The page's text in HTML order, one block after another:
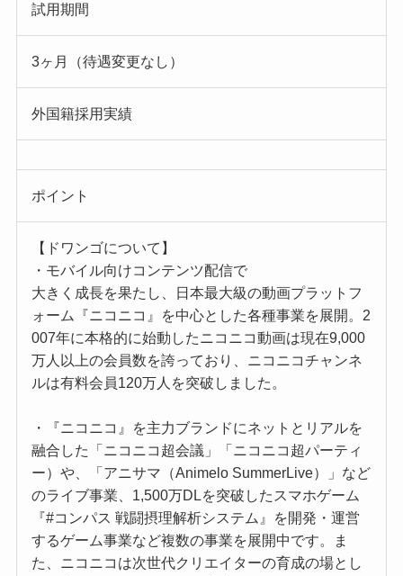
試用期間
3ヶ月（待遇変更なし）
外国籍採用実績
ポイント
【ドワンゴについて】
・モバイル向けコンテンツ配信で
大きく成長を果たし、日本最大級の動画プラットフ
ォーム『ニコニコ』を中心とした各種事業を展開。2
007年に本格的に始動したニコニコ動画は現在9,000
万人以上の会員数を誇っており、ニコニコチャンネ
ルは有料会員120万人を突破しました。
・『ニコニコ』を主力ブランドにネットとリアルを
融合した「ニコニコ超会議」「ニコニコ超パーティ
ー）や、「アニサマ（Animelo SummerLive）」など
のライブ事業、1,500万DLを突破したスマホゲーム
『#コンパス 戦闘摂理解析システム』を開発・運営
するゲーム事業など複数の事業を展開中です。ま
た、ニコニコは次世代クリエイターの育成の場とし